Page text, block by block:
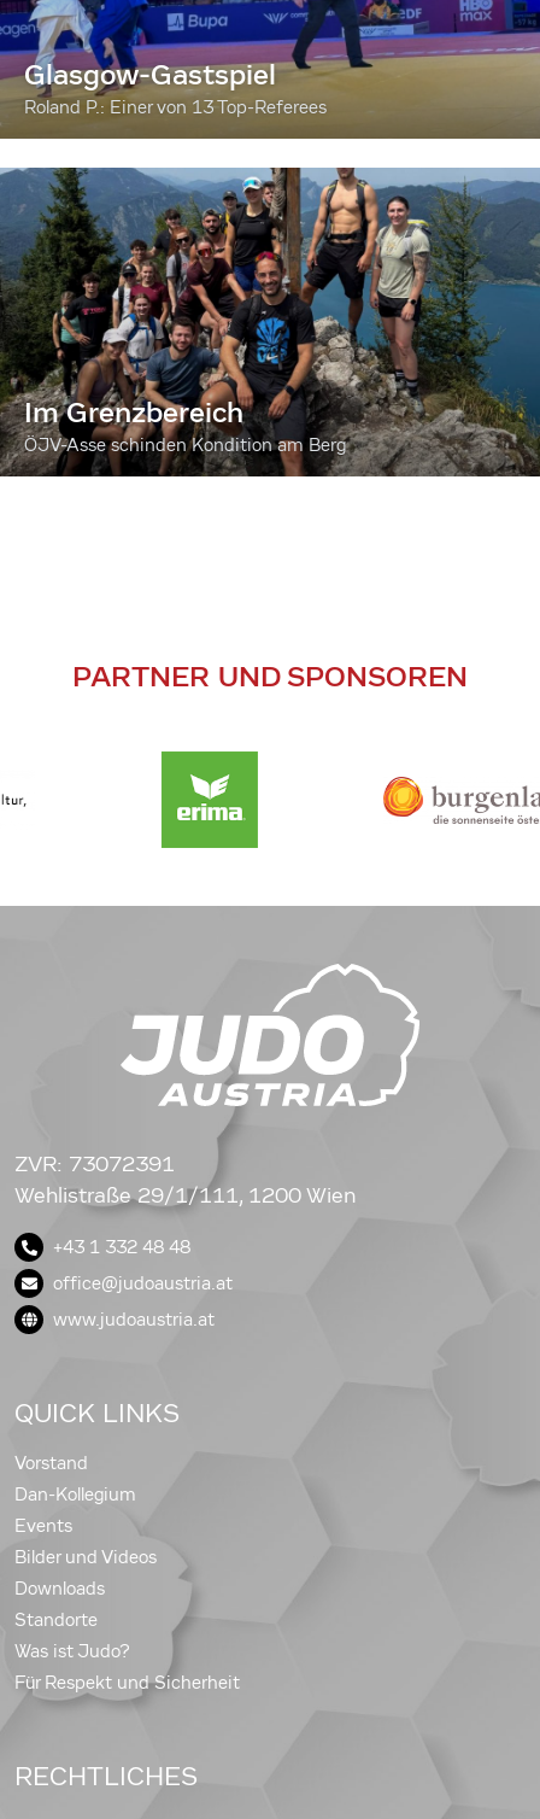
Glasgow-Gastspiel
Roland P.: Einer von 13 Top-Referees
Im Grenzbereich
ÖJV-Asse schinden Kondition am Berg
PARTNER UND SPONSOREN
ZVR: 73072391
Wehlistraße 29/1/111, 1200 Wien
+43 1 332 48 48
office@judoaustria.at
www.judoaustria.at
QUICK LINKS
Vorstand
Dan-Kollegium
Events
Bilder und Videos
Downloads
Standorte
Was ist Judo?
Für Respekt und Sicherheit
RECHTLICHES